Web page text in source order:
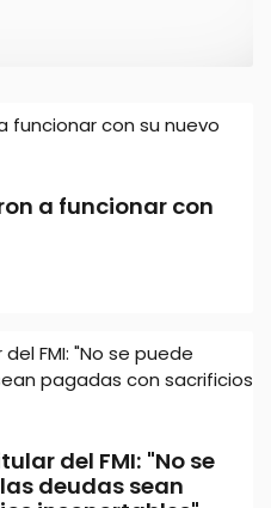
del FMI: "No
las deudas
a funcionar con
del FMI: "No se
deudas sean